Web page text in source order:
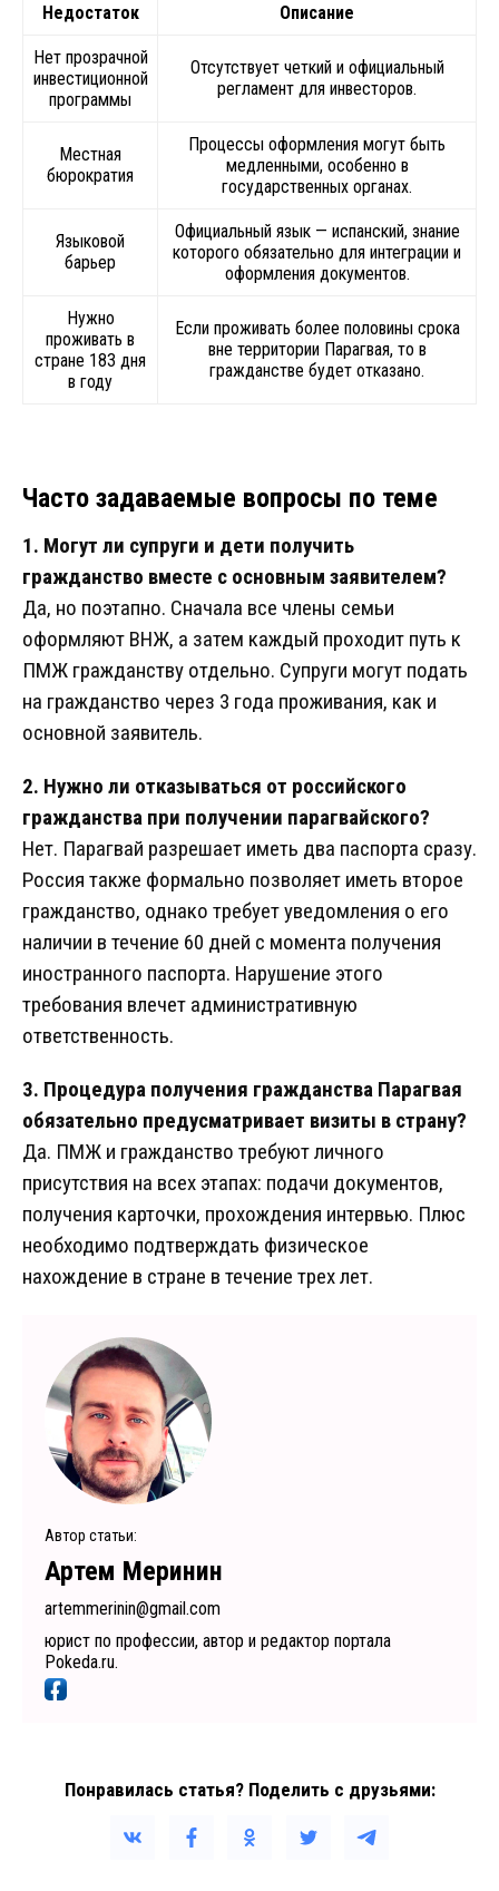
Недостаток Описание
Нет прозрачной
инвестиционной
программы
Отсутствует четкий и официальный
регламент для инвесторов.
Местная
бюрократия
Процессы оформления могут быть
медленными, особенно в
государственных органах.
Языковой
барьер
Официальный язык — испанский, знание
которого обязательно для интеграции и
оформления документов.
Нужно
проживать в
стране 183 дня
в году
Если проживать более половины срока
вне территории Парагвая, то в
гражданстве будет отказано.
Часто задаваемые вопросы по теме
1. Могут ли супруги и дети получить
гражданство вместе с основным заявителем?
Да, но поэтапно. Сначала все члены семьи
оформляют ВНЖ, а затем каждый проходит путь к
ПМЖ гражданству отдельно. Супруги могут подать
на гражданство через 3 года проживания, как и
основной заявитель.
2. Нужно ли отказываться от российского
гражданства при получении парагвайского?
Нет. Парагвай разрешает иметь два паспорта сразу.
Россия также формально позволяет иметь второе
гражданство, однако требует уведомления о его
наличии в течение 60 дней с момента получения
иностранного паспорта. Нарушение этого
требования влечет административную
ответственность.
3. Процедура получения гражданства Парагвая
обязательно предусматривает визиты в страну?
Да. ПМЖ и гражданство требуют личного
присутствия на всех этапах: подачи документов,
получения карточки, прохождения интервью. Плюс
необходимо подтверждать физическое
нахождение в стране в течение трех лет.
Автор статьи:
Артем Меринин
artemmerinin@gmail.com
юрист по профессии, автор и редактор портала
Pokeda.ru.
Понравилась статья? Поделить с друзьями: